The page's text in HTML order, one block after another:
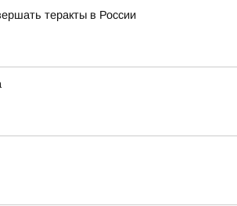
теракты в России